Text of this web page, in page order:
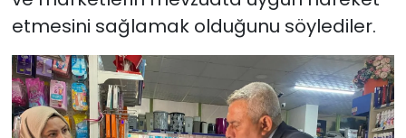
etmesini sağlamak olduğunu söylediler.